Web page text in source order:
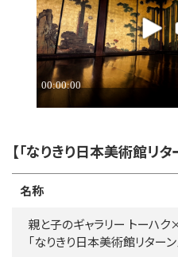
【「なりきり日本美術館リタ
名称
親と子のギャラリー トーハク
「なりきり日本美術館リターン